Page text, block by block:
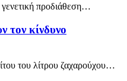
γενετική προδιάθεση…
τον κίνδυνο
του λίτρου ζαχαρούχου…